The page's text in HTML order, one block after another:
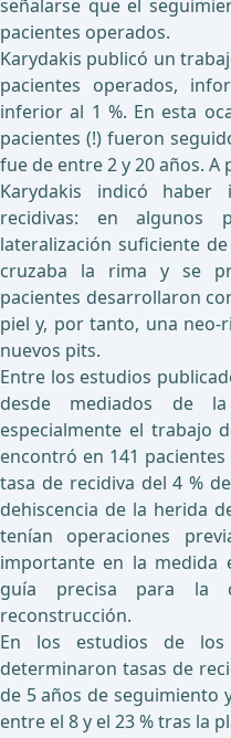
señalarse que el
pacientes operados.
Karydakis publicó un
pacientes operados,
inferior al 1 %. En esta
pacientes (!) fueron
fue de entre 2 y 20 años. A
Karydakis indicó
recidivas: en algunos
lateralización suficiente
cruzaba la rima y se
pacientes desarrollaron
piel y, por tanto, una neo-
nuevos pits.
Entre los estudios
desde mediados de
especialmente el trabajo
encontró en 141
tasa de recidiva del 4 %
dehiscencia de la herida
tenían operaciones
importante en la medida
guía precisa para la
reconstrucción.
En los estudios de
determinaron tasas de
de 5 años de seguimiento
entre el 8 y el 23 % tras la